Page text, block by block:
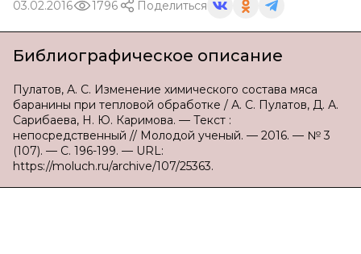
03.02.2016 1796 Поделиться
Библиографическое описание
Пулатов, А. С. Изменение химического состава мяса
баранины при тепловой обработке / А. С. Пулатов, Д. А.
Сарибаева, Н. Ю. Каримова. — Текст :
непосредственный // Молодой ученый. — 2016. — № 3
(107). — С. 196-199. — URL:
https://moluch.ru/archive/107/25363.